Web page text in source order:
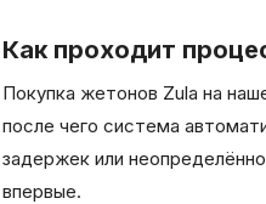
Как проходит
Покупка жетонов Zula на
после чего система
задержек или
впервые.